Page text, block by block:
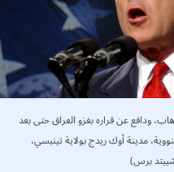
ودافع عن قراره بغزو العراق حتى بعد
مدينة أوك ريدج بولاية تينيسي،